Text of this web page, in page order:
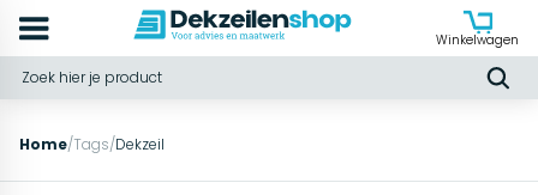
Winkelwagen
Home/Tags/Dekzeil